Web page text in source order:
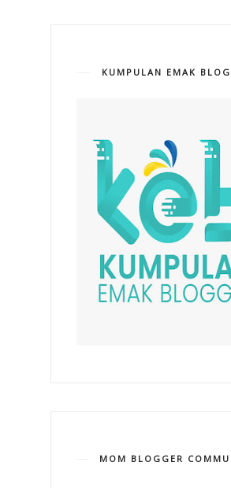
KUMPULAN EMAK
MOM BLOGGER